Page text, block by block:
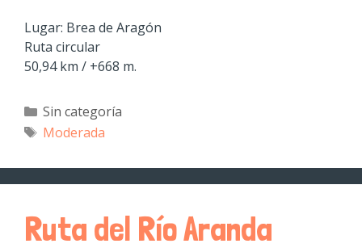
Lugar: Brea de Aragón
Ruta circular
50,94 km / +668 m.
Sin categoría
Moderada
Ruta del Río Aranda